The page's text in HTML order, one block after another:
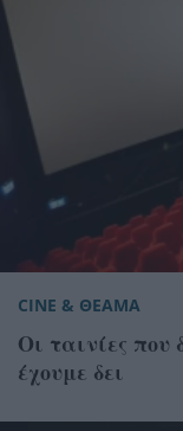
CINE & ΘΕΑΜΑ
Οι ταινίες που
έχουμε δει